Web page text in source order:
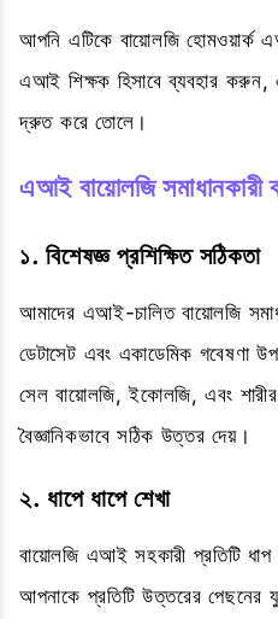
আপনি এটিকে বায়োলজি হোমওয়ার্ক
এআই শিক্ষক হিসাবে ব্যবহার করুন,
দ্রুত করে তোলে।
এআই বায়োলজি সমাধানকারী
১. বিশেষজ্ঞ প্রশিক্ষিত সঠিকতা
আমাদের এআই-চালিত বায়োলজি
ডেটাসেট এবং একাডেমিক গবেষণা
সেল বায়োলজি, ইকোলজি, এবং
বৈজ্ঞানিকভাবে সঠিক উত্তর দেয়।
২. ধাপে ধাপে শেখা
বায়োলজি এআই সহকারী প্রতিটি ধাপ
আপনাকে প্রতিটি উত্তরের পেছনের